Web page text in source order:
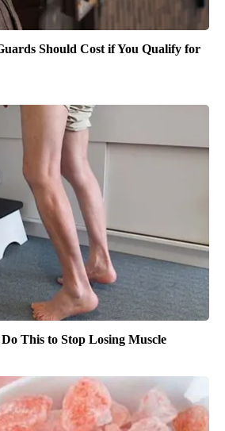
Should Cost if You Qualify for
This to Stop Losing Muscle